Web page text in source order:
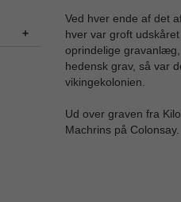
Ved hver ende af det
hver var groft
oprindelige
hedensk grav, så var
vikingekolonien.
Ud over graven fra
Machrins på Colonsay.